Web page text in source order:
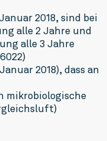
2018, sind bei
alle 2 Jahre und
alle 3 Jahre
2018), dass an
mikrobiologische